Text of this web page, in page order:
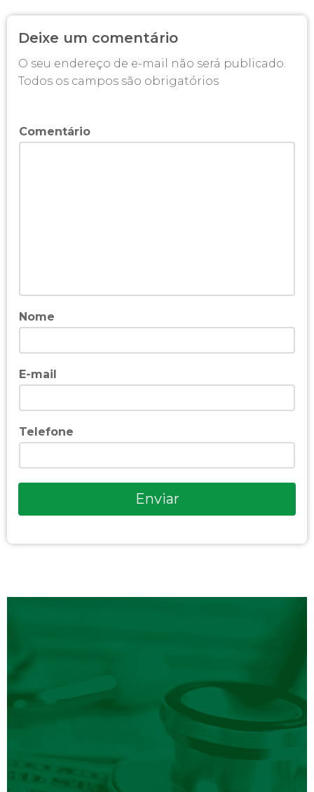
Deixe um comentário
O seu endereço de e-mail não será publicado.
Todos os campos são obrigatórios
Comentário
Nome
E-mail
Telefone
Enviar